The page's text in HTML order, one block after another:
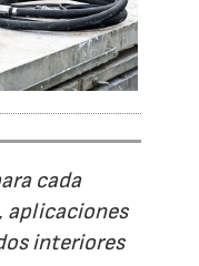
cada
aplicaciones
interiores